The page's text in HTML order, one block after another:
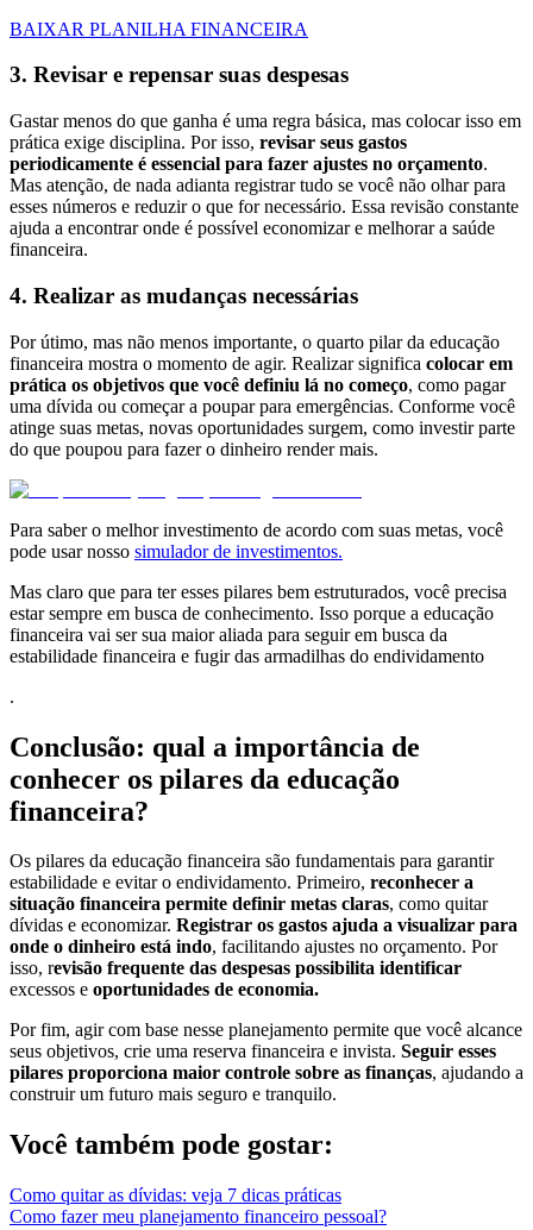
BAIXAR PLANILHA FINANCEIRA
3. Revisar e repensar suas despesas
Gastar menos do que ganha é uma regra básica, mas colocar isso em
prática exige disciplina. Por isso, revisar seus gastos
periodicamente é essencial para fazer ajustes no orçamento.
Mas atenção, de nada adianta registrar tudo se você não olhar para
esses números e reduzir o que for necessário. Essa revisão constante
ajuda a encontrar onde é possível economizar e melhorar a saúde
financeira.
4. Realizar as mudanças necessárias
Por útimo, mas não menos importante, o quarto pilar da educação
financeira mostra o momento de agir. Realizar significa colocar em
prática os objetivos que você definiu lá no começo, como pagar
uma dívida ou começar a poupar para emergências. Conforme você
atinge suas metas, novas oportunidades surgem, como investir parte
do que poupou para fazer o dinheiro render mais.
Para saber o melhor investimento de acordo com suas metas, você
pode usar nosso simulador de investimentos.
Mas claro que para ter esses pilares bem estruturados, você precisa
estar sempre em busca de conhecimento. Isso porque a educação
financeira vai ser sua maior aliada para seguir em busca da
estabilidade financeira e fugir das armadilhas do endividamento
.
Conclusão: qual a importância de
conhecer os pilares da educação
financeira?
Os pilares da educação financeira são fundamentais para garantir
estabilidade e evitar o endividamento. Primeiro, reconhecer a
situação financeira permite definir metas claras, como quitar
dívidas e economizar. Registrar os gastos ajuda a visualizar para
onde o dinheiro está indo, facilitando ajustes no orçamento. Por
isso, revisão frequente das despesas possibilita identificar
excessos e oportunidades de economia.
Por fim, agir com base nesse planejamento permite que você alcance
seus objetivos, crie uma reserva financeira e invista. Seguir esses
pilares proporciona maior controle sobre as finanças, ajudando a
construir um futuro mais seguro e tranquilo.
Você também pode gostar:
Como quitar as dívidas: veja 7 dicas práticas
Como fazer meu planejamento financeiro pessoal?